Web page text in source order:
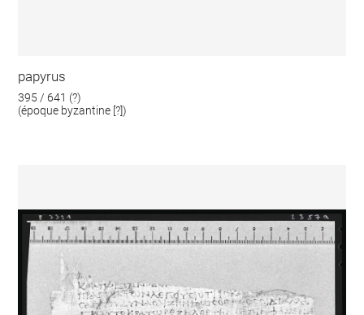
papyrus
395 / 641 (?)
(époque byzantine [?])